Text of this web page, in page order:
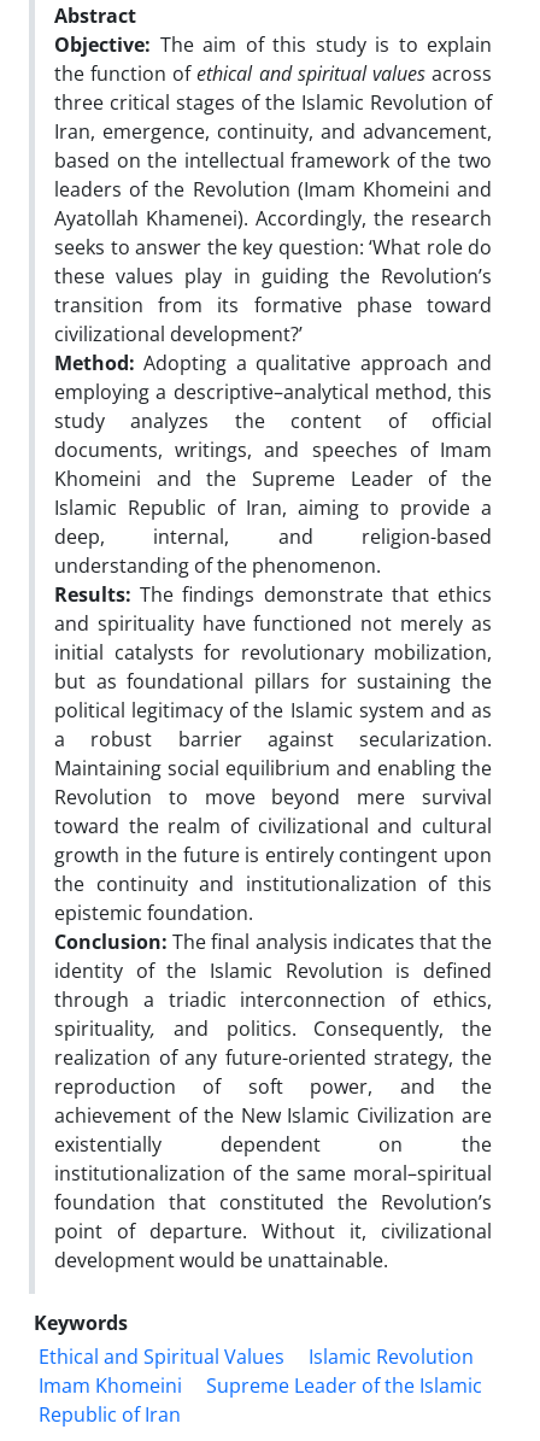
Abstract
Objective: The aim of this study is to explain
the function ofethical and spiritual valuesacross
three critical stages of the Islamic Revolution of
Iran, emergence, continuity, and advancement,
based on the intellectual framework of the two
leaders of the Revolution (Imam Khomeini and
Ayatollah Khamenei). Accordingly, the research
seeks to answer the key question: ‘What role do
these values play in guiding the Revolution’s
transition from its formative phase toward
civilizational development?’
Method:Adopting a qualitative approach and
employing a descriptive–analytical method, this
study analyzes the content of official
documents, writings, and speeches of Imam
Khomeini and the Supreme Leader of the
Islamic Republic of Iran, aiming to provide a
deep, internal, and religion-based
understanding of the phenomenon.
Results:The findings demonstrate that ethics
and spirituality have functioned not merely as
initial catalysts for revolutionary mobilization,
but as foundational pillars for sustaining the
political legitimacy of the Islamic system and as
a robust barrier against secularization.
Maintaining social equilibrium and enabling the
Revolution to move beyond mere survival
toward the realm of civilizational and cultural
growth in the future is entirely contingent upon
the continuity and institutionalization of this
epistemic foundation.
Conclusion:The final analysis indicates that the
identity of the Islamic Revolution is defined
through a triadic interconnection of ethics,
spirituality, and politics. Consequently, the
realization of any future-oriented strategy, the
reproduction of soft power, and the
achievement of the New Islamic Civilization are
existentially dependent on the
institutionalization of the same moral–spiritual
foundation that constituted the Revolution’s
point of departure. Without it, civilizational
development would be unattainable.
Keywords
Ethical and Spiritual Values
Islamic Revolution
Imam Khomeini
Supreme Leader of the Islamic
Republic of Iran